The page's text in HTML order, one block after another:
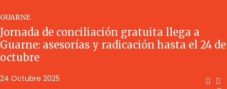
GUARNE
Jornada de conciliación gratuita llega a
Guarne: asesorías y radicación hasta el 24 de
octubre
24 Octubre 2025